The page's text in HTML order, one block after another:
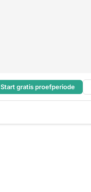
Start gratis proefperiode